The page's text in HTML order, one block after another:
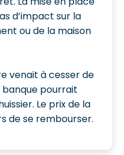
d’impact sur la
ou de la maison
venait à cesser de
banque pourrait
Le prix de la
de se rembourser.